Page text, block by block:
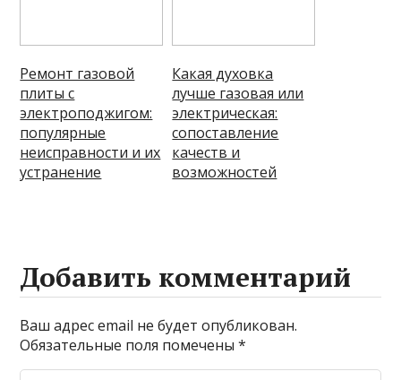
Ремонт газовой
плиты с
электроподжигом:
популярные
неисправности и их
устранение
Какая духовка
лучше газовая или
электрическая:
сопоставление
качеств и
возможностей
Добавить комментарий
Ваш адрес email не будет опубликован.
Обязательные поля помечены*